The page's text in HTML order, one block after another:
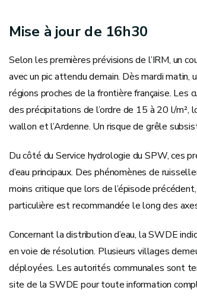
Mise à jour de 16h30
Selon les premières prévisions de l’IRM, un
avec un pic attendu demain. Dès mardi matin,
régions proches de la frontière française.
des précipitations de l’ordre de 15 à 20 l/m²,
wallon et l’Ardenne. Un risque de grêle
Du côté du Service hydrologie du SPW, ces
d’eau principaux. Des phénomènes de
moins critique que lors de l’épisode
particulière est recommandée le long des
Concernant la distribution d’eau, la SWDE
en voie de résolution. Plusieurs villages
déployées. Les autorités communales sont
site de la SWDE pour toute information